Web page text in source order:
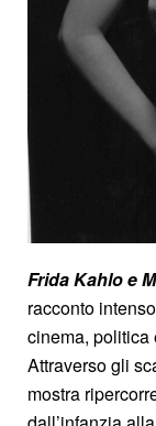
Frida Kahlo e
racconto
cinema, politica
Attraverso gli
mostra